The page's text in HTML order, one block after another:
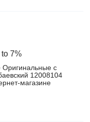
to 7%
Оригинальные с
12008104